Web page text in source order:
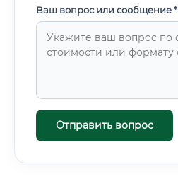
Ваш вопрос или сообщение *
Отправить вопрос